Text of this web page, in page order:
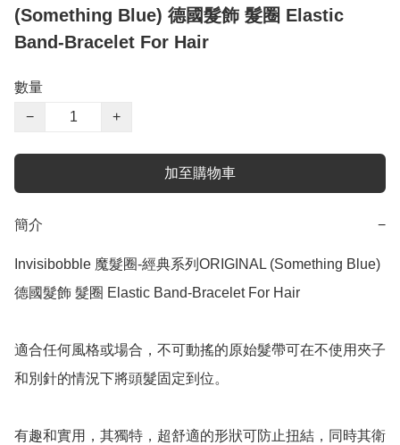
(Something Blue) 德國髮飾 髮圈 Elastic
Band-Bracelet For Hair
數量
−
+
加至購物車
簡介 −
Invisibobble 魔髮圈-經典系列ORIGINAL (Something Blue)
德國髮飾 髮圈 Elastic Band-Bracelet For Hair
適合任何風格或場合，不可動搖的原始髮帶可在不使用夾子
和別針的情況下將頭髮固定到位。
有趣和實用，其獨特，超舒適的形狀可防止扭結，同時其衛